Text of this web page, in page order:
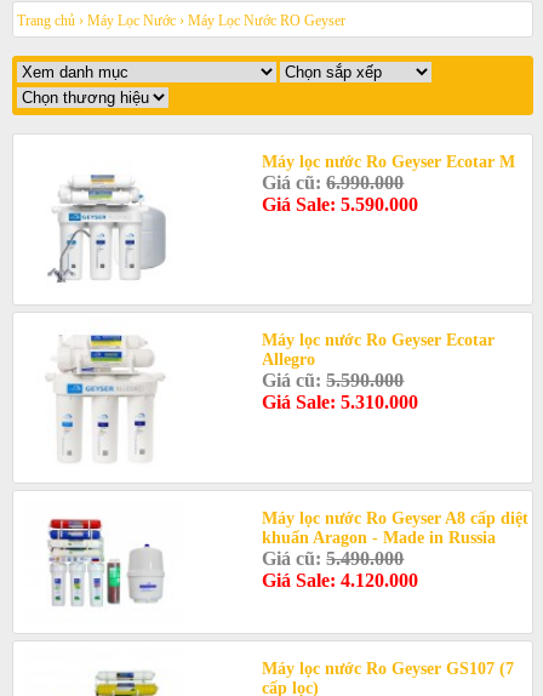
Trang chủ › Máy Lọc Nước › Máy Lọc Nước RO Geyser
Máy lọc nước Ro Geyser Ecotar M
Giá cũ:6.990.000
Giá Sale: 5.590.000
Máy lọc nước Ro Geyser Ecotar
Allegro
Giá cũ:5.590.000
Giá Sale: 5.310.000
Máy lọc nước Ro Geyser A8 cấp diệt
khuẩn Aragon - Made in Russia
Giá cũ:5.490.000
Giá Sale: 4.120.000
Máy lọc nước Ro Geyser GS107 (7
cấp lọc)